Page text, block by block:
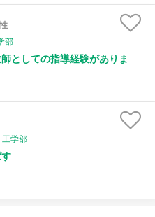
部
としての指導経験がありま
工学部